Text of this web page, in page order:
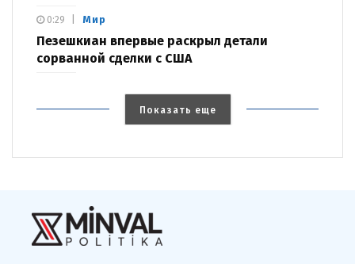
Мир
Пезешкиан впервые раскрыл детали
сорванной сделки с США
0:29
Показать еще